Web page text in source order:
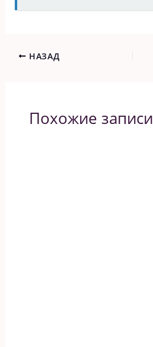
НАЗАД
Похожие записи